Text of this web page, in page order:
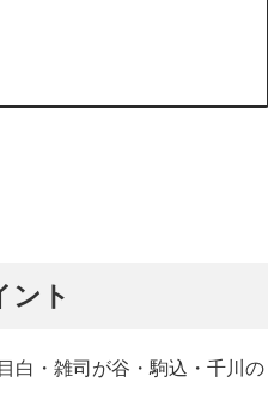
ント
白・雑司が谷・駒込・千川の